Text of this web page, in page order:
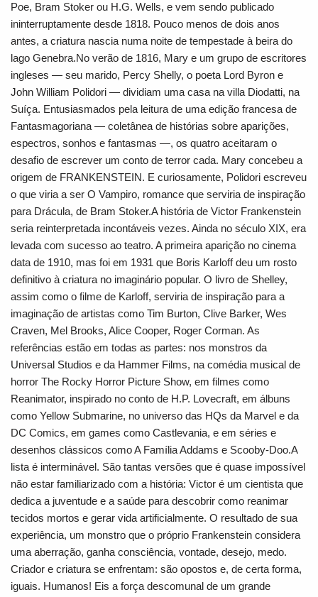
Poe, Bram Stoker ou H.G. Wells, e vem sendo publicado
ininterruptamente desde 1818. Pouco menos de dois anos
antes, a criatura nascia numa noite de tempestade à beira do
lago Genebra.No verão de 1816, Mary e um grupo de escritores
ingleses ― seu marido, Percy Shelly, o poeta Lord Byron e
John William Polidori ― dividiam uma casa na villa Diodatti, na
Suíça. Entusiasmados pela leitura de uma edição francesa de
Fantasmagoriana ― coletânea de histórias sobre aparições,
espectros, sonhos e fantasmas ―, os quatro aceitaram o
desafio de escrever um conto de terror cada. Mary concebeu a
origem de FRANKENSTEIN. E curiosamente, Polidori escreveu
o que viria a ser O Vampiro, romance que serviria de inspiração
para Drácula, de Bram Stoker.A história de Victor Frankenstein
seria reinterpretada incontáveis vezes. Ainda no século XIX, era
levada com sucesso ao teatro. A primeira aparição no cinema
data de 1910, mas foi em 1931 que Boris Karloff deu um rosto
definitivo à criatura no imaginário popular. O livro de Shelley,
assim como o filme de Karloff, serviria de inspiração para a
imaginação de artistas como Tim Burton, Clive Barker, Wes
Craven, Mel Brooks, Alice Cooper, Roger Corman. As
referências estão em todas as partes: nos monstros da
Universal Studios e da Hammer Films, na comédia musical de
horror The Rocky Horror Picture Show, em filmes como
Reanimator, inspirado no conto de H.P. Lovecraft, em álbuns
como Yellow Submarine, no universo das HQs da Marvel e da
DC Comics, em games como Castlevania, e em séries e
desenhos clássicos como A Família Addams e Scooby-Doo.A
lista é interminável. São tantas versões que é quase impossível
não estar familiarizado com a história: Victor é um cientista que
dedica a juventude e a saúde para descobrir como reanimar
tecidos mortos e gerar vida artificialmente. O resultado de sua
experiência, um monstro que o próprio Frankenstein considera
uma aberração, ganha consciência, vontade, desejo, medo.
Criador e criatura se enfrentam: são opostos e, de certa forma,
iguais. Humanos! Eis a força descomunal de um grande